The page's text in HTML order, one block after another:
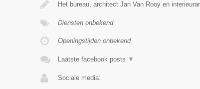
Het bureau, architect Jan Van Rooy en
Diensten onbekend
Openingstijden onbekend
Laatste facebook posts ▼
Sociale media: